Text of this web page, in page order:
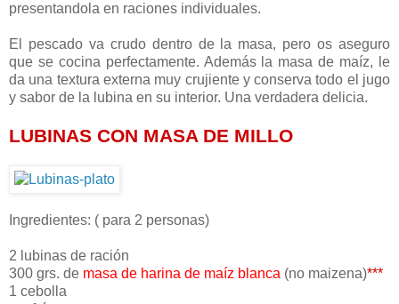
presentandola en raciones individuales.
El pescado va crudo dentro de la masa, pero os aseguro
que se cocina perfectamente. Además la masa de maíz, le
da una textura externa muy crujiente y conserva todo el jugo
y sabor de la lubina en su interior. Una verdadera delicia.
LUBINAS CON MASA DE MILLO
Ingredientes: ( para 2 personas)
2 lubinas de ración
300 grs. de masa de harina de maíz blanca (no maizena)***
1 cebolla